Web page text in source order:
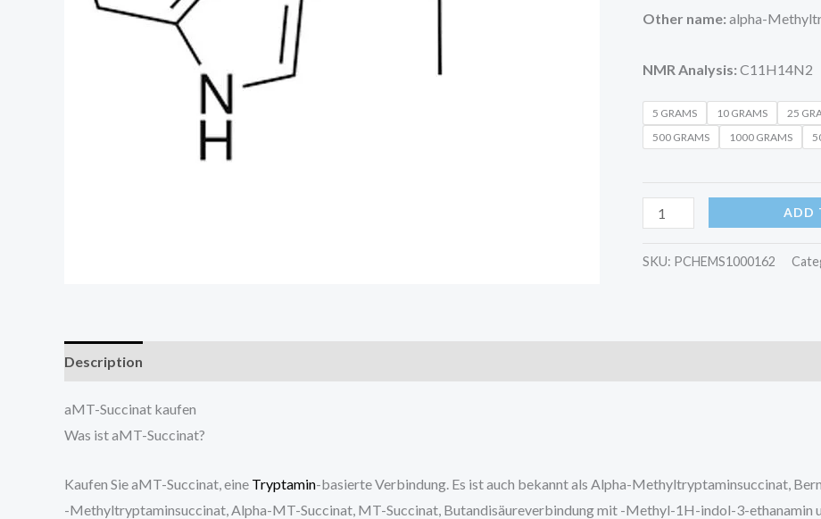
Other name: alpha-
NMR Analysis: C11H14N2
5 GRAMS 10 GRAMS 25
500 GRAMS
1000 GRAMS
ADD
SKU: PCHEMS1000162
Description
aMT-Succinat kaufen
Was ist aMT-Succinat?
Kaufen Sie aMT-Succinat, eine Tryptamin-basierte Verbindung. Es ist auch bekannt als Alpha-Methyltryptaminsuccinat,
-Methyltryptaminsuccinat, Alpha-MT-Succinat, MT-Succinat, Butandisäureverbindung mit -Methyl-1H-indol-3-